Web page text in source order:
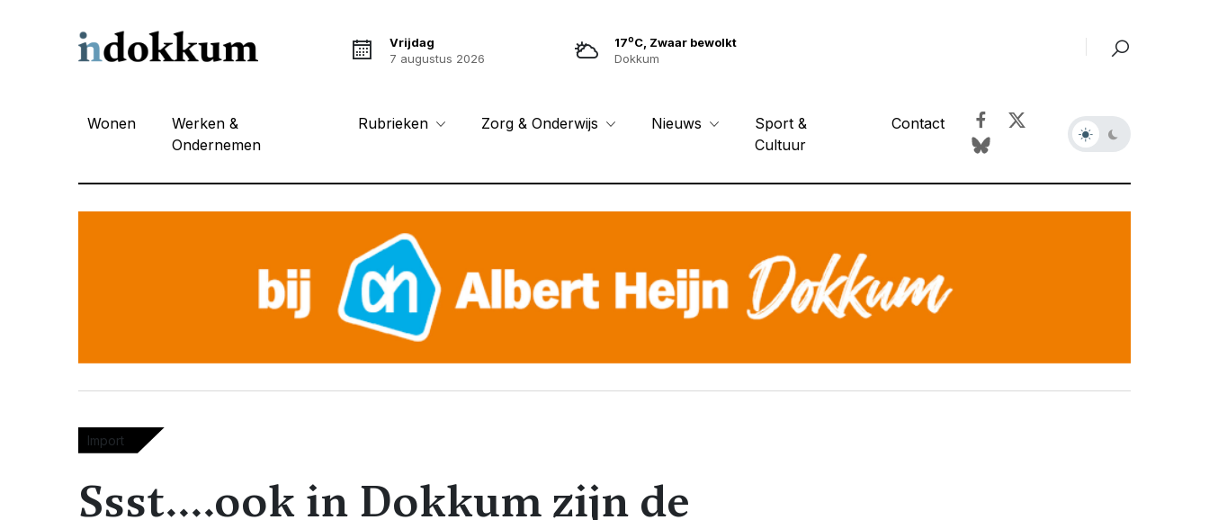
Vrijdag
7 augustus 2026
17oC, Zwaar bewolkt
Dokkum
Wonen
Werken &
Ondernemen
Rubrieken Zorg & Onderwijs Nieuws
Sport &
Cultuur
Contact
Import
Ssst....ook in Dokkum zijn de